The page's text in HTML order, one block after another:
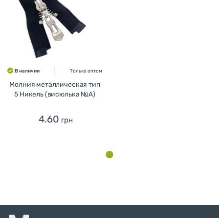
В наличии Только оптом
Молния металлическая тип
5 Никель (висюлька №А)
4.60 грн